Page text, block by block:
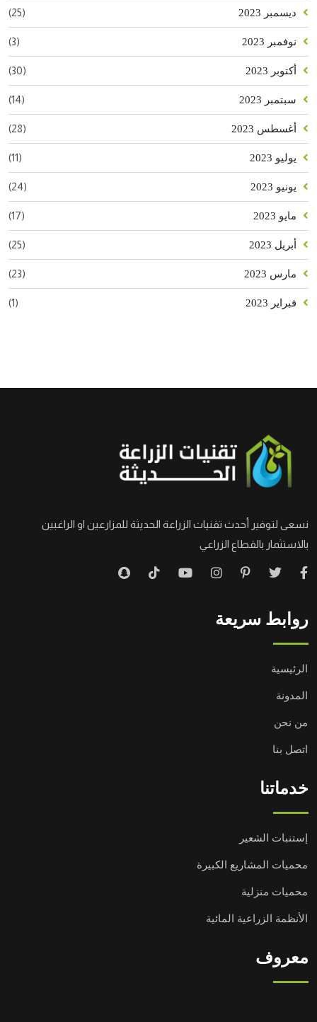
ديسمبر 2023 (25)
نوفمبر 2023 (3)
أكتوبر 2023 (30)
سبتمبر 2023 (14)
أغسطس 2023 (28)
يوليو 2023 (11)
يونيو 2023 (24)
مايو 2023 (17)
أبريل 2023 (25)
مارس 2023 (23)
فبراير 2023 (1)
نسعى لتوفير أحدث تقنيات الزراعة الحديثة للمزارعين او الراغبين
بالاستثمار بالقطاع الزراعي
روابط سريعة
الرئيسية
المدونة
من نحن
اتصل بنا
خدماتنا
إستنبات الشعير
محميات المشاريع الكبيرة
محميات منزلية
الأنظمة الزراعية المائية
معروف